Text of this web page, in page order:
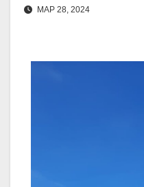
МАР 28, 2024